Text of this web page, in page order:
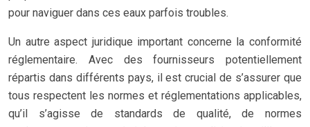
pour naviguer dans ces eaux parfois troubles.
Un autre aspect juridique important concerne la conformité
réglementaire. Avec des fournisseurs potentiellement
répartis dans différents pays, il est crucial de s’assurer que
tous respectent les normes et réglementations applicables,
qu’il s’agisse de standards de qualité, de normes